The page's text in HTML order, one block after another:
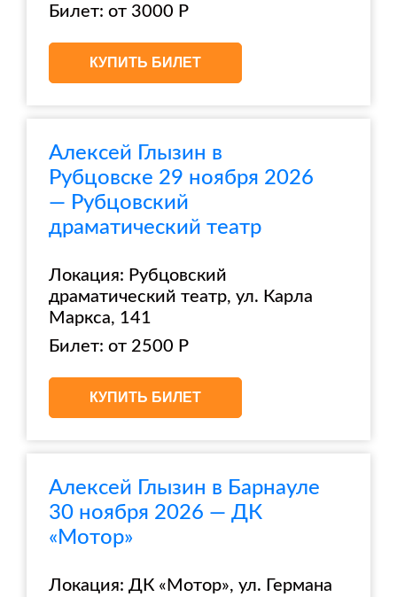
Билет: от 3000 Р
КУПИТЬ БИЛЕТ
Алексей Глызин в
Рубцовске 29 ноября 2026
— Рубцовский
драматический театр
Локация: Рубцовский
драматический театр, ул. Карла
Маркса, 141
Билет: от 2500 Р
КУПИТЬ БИЛЕТ
Алексей Глызин в Барнауле
30 ноября 2026 — ДК
«Мотор»
Локация: ДК «Мотор», ул. Германа